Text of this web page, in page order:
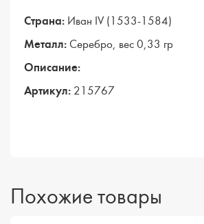
Страна: Иван IV (1533-1584)
Металл: Серебро, вес 0,33 гр
Описание:
Артикул: 215767
Похожие товары